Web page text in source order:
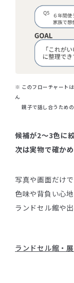
※ このフローチャート
親子で話し合うため
候補が2〜3色に絞
次は実物で確か
写真や画面だけ
色味や背負い心地
ランドセル館や
ランドセル館・